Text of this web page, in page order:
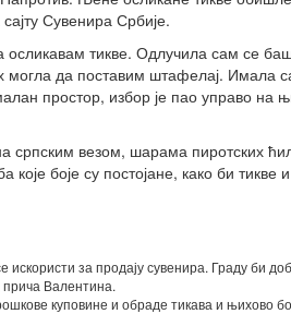
Сувенира Србије.
тикве. Одлучила сам се
могла да поставим штафелај. Имала
простор, избор је пао управо на
српским везом, шарама пиротских
боје су постојане, како би тикве
искористи за продају сувенира. Граду би
прича Валентина.
куповине и обраде тикава и њихово